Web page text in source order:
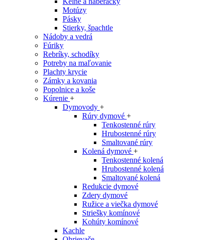
Motúzy
Pásky
Stierky, špachtle
Nádoby a vedrá
Fúriky
Rebríky, schodíky
Potreby na maľovanie
Plachty krycie
Zámky a kovania
Popolnice a koše
Kúrenie +
Dymovody +
Rúry dymové +
Tenkostenné rúry
Hrubostenné rúry
Smaltované rúry
Kolená dymové +
Tenkostenné kolená
Hrubostenné kolená
Smaltované kolená
Redukcie dymové
Zdery dymové
Ružice a viečka dymové
Striešky komínové
Kohúty komínové
Kachle